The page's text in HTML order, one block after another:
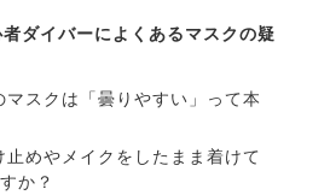
者ダイバーによくあるマスクの疑
マスクは「曇りやすい」って本
止めやメイクをしたまま着けて
か？